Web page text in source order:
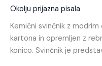
Okolju prijazna pisala
Kemični svinčnik z
kartona in opremljen z
konico. Svinčnik je